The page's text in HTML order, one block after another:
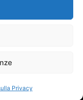
Privacy
a r.l. è
Comunicazione al